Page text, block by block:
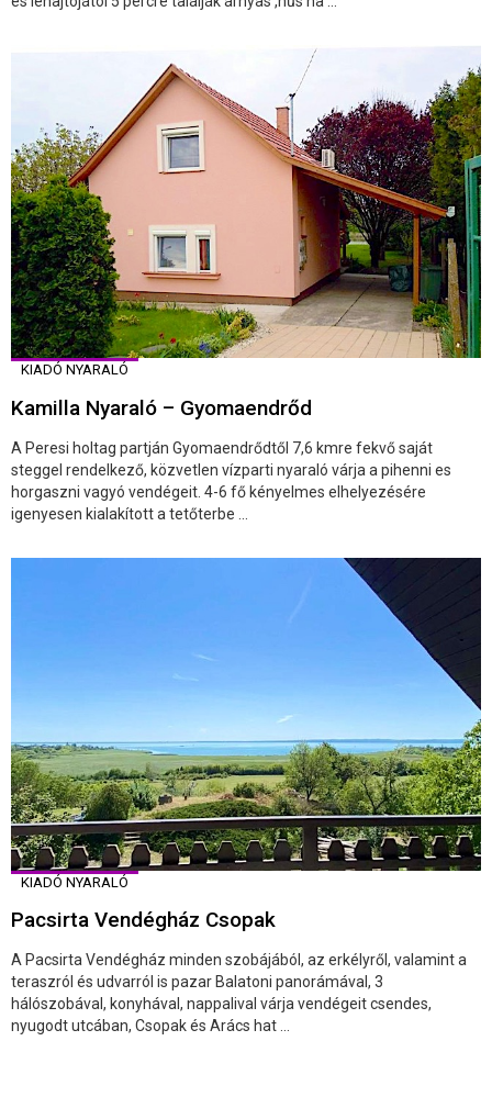
KIADÓ NYARALÓ
Kamilla Nyaraló – Gyomaendrőd
A Peresi holtag partján Gyomaendrődtől 7,6 kmre fekvő saját
steggel rendelkező, közvetlen vízparti nyaraló várja a pihenni es
horgaszni vagyó vendégeit. 4-6 fő kényelmes elhelyezésére
igenyesen kialakított a tetőterbe ...
KIADÓ NYARALÓ
Pacsirta Vendégház Csopak
A Pacsirta Vendégház minden szobájából, az erkélyről, valamint a
teraszról és udvarról is pazar Balatoni panorámával, 3
hálószobával, konyhával, nappalival várja vendégeit csendes,
nyugodt utcában, Csopak és Arács hat ...